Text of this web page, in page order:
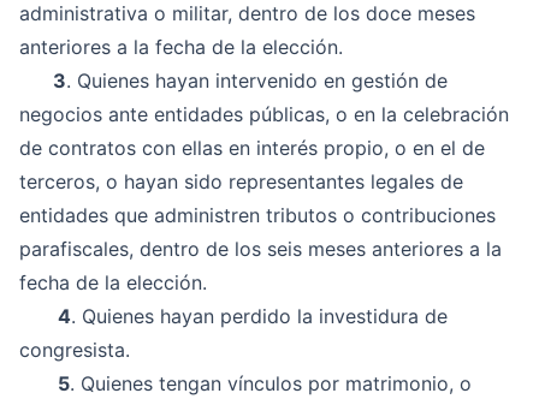
administrativa o militar, dentro de los doce meses
anteriores a la fecha de la elección.
3. Quienes hayan intervenido en gestión de
negocios ante entidades públicas, o en la celebración
de contratos con ellas en interés propio, o en el de
terceros, o hayan sido representantes legales de
entidades que administren tributos o contribuciones
parafiscales, dentro de los seis meses anteriores a la
fecha de la elección.
4. Quienes hayan perdido la investidura de
congresista.
5. Quienes tengan vínculos por matrimonio, o